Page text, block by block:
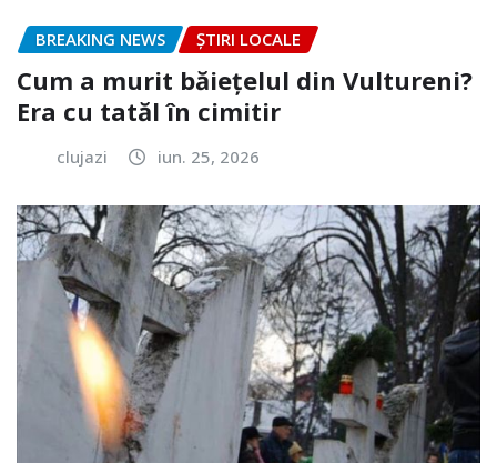
BREAKING NEWS ȘTIRI LOCALE
Cum a murit băiețelul din Vultureni?
Era cu tatăl în cimitir
clujazi iun. 25, 2026